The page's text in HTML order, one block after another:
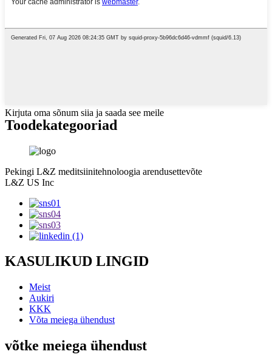
Kirjuta oma sõnum siia ja saada see meile
Toodekategooriad
Pekingi L&Z meditsiinitehnoloogia arendusettevõte
L&Z US Inc
KASULIKUD LINGID
Meist
Aukiri
KKK
Võta meiega ühendust
võtke meiega ühendust